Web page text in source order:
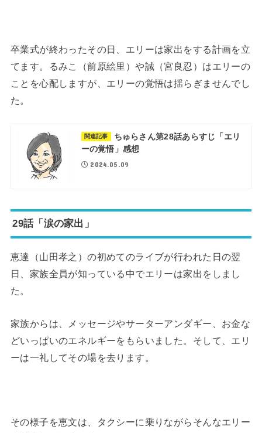
卒業式が終わったその日、エリーは家出をする計画を立
てます。るみこ（前原絵里）や誠（宮良忍）はエリーの
ことを心配しますが、エリーの覚悟は揺らぎませんでし
た。
関連記事
ちゅらさん第28話あらすじ「エリ
ーの覚悟」感想
2024.05.09
29話「涙の家出」
恵達（山田孝之）の初めてのライブが行われた日の翌
日、家族全員が知っている中でエリーは家出をしまし
た。
家族からは、メッセージやサーターアンダギー、お金な
どいっぱいのエネルギーをもらいました。そして、エリ
ーは一礼してその場を去ります。
その様子を恵文は、タクシーに乗りながらそんなエリー